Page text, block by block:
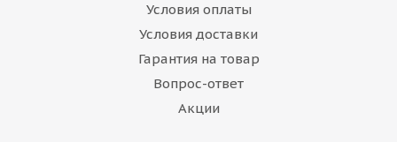
Условия оплаты
Условия доставки
Гарантия на товар
Вопрос-ответ
Акции